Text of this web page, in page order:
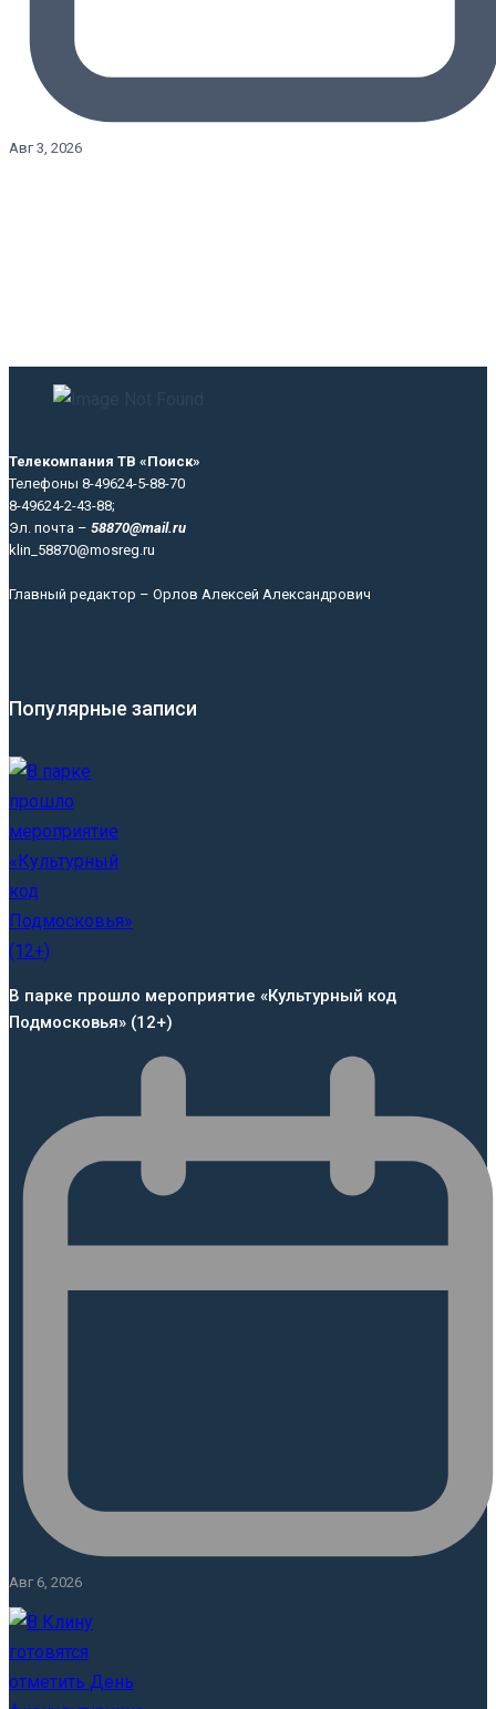
Авг 3, 2026
Телекомпания ТВ «Поиск»
Телефоны 8-49624-5-88-70
8-49624-2-43-88;
Эл. почта – 58870@mail.ru
klin_58870@mosreg.ru
Главный редактор – Орлов Алексей Александрович
Популярные записи
В парке прошло мероприятие «Культурный код
Подмосковья» (12+)
Авг 6, 2026